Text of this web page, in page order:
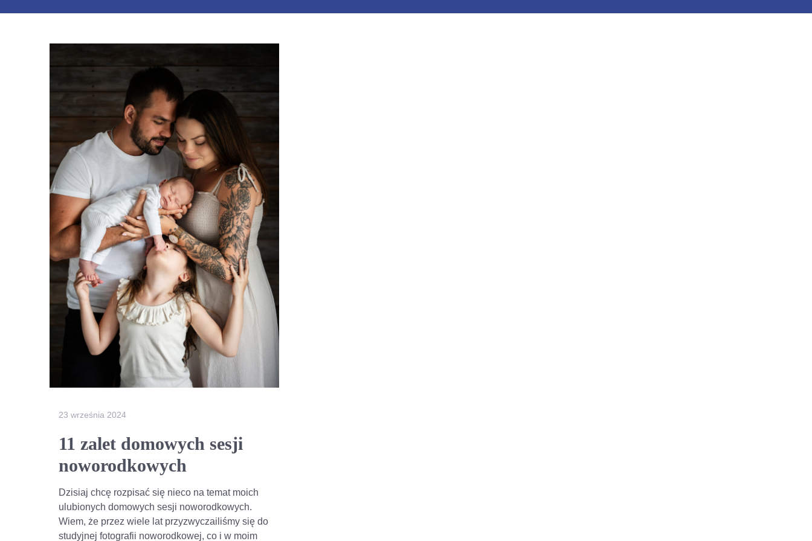
23 września 2024
11 zalet domowych sesji
noworodkowych
Dzisiaj chcę rozpisać się nieco na temat moich
ulubionych domowych sesji noworodkowych.
Wiem, że przez wiele lat przyzwyczailiśmy się do
studyjnej fotografii noworodkowej, co i w moim